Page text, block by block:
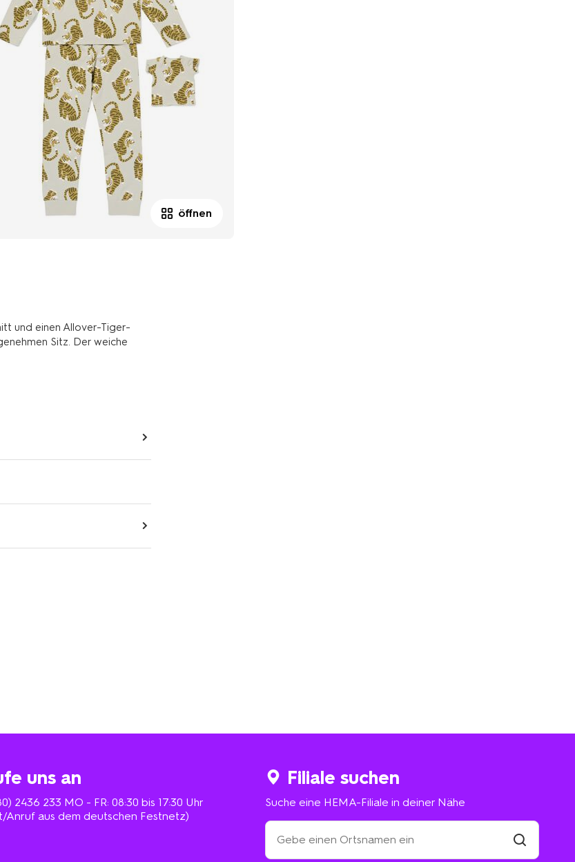
öffnen
und einen Allover-Tiger-
Sitz. Der weiche
uns an
2436 233 MO - FR: 08:30 bis 17:30 Uhr
Anruf aus dem deutschen Festnetz)
Filiale suchen
Suche eine HEMA-Filiale in deiner Nähe
Suche
eine
HEMA-
Filiale